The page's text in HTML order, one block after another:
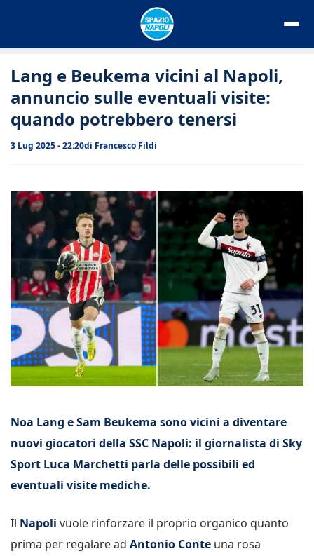
Lang e Beukema vicini al Napoli,
annuncio sulle eventuali visite:
quando potrebbero tenersi
3 Lug 2025 - 22:20di Francesco Fildi
Noa Lang e Sam Beukema sono vicini a diventare
nuovi giocatori della SSC Napoli: il giornalista di Sky
Sport Luca Marchetti parla delle possibili ed
eventuali visite mediche.
Il Napoli vuole rinforzare il proprio organico quanto
prima per regalare ad Antonio Conte una rosa